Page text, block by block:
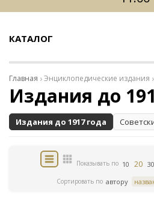
КАТАЛОГ
Главная Энциклопедические издания
Издания до
Издания до 1917 года
Показывать по 10 20 30
Сортировать по автору